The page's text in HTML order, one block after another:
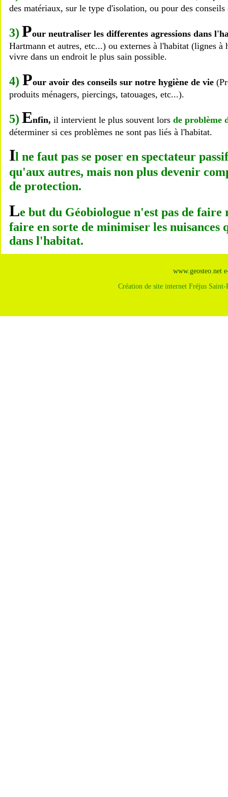
des matériaux, sur le type d'isolation, ou pour des
3) Pour neutraliser les differentes agressions dans
Hartmann et autres, etc...) ou externes à l'habitat (lignes
vivre dans un endroit le plus sain possible.
4) Pour avoir des conseils sur notre hygiène de vie
produits ménagers, piercings, tatouages, etc...).
5) Enfin, il intervient le plus souvent lors de problème
déterminer si ces problèmes ne sont pas liés à l'habitat.
Il ne faut pas se poser en spectateur
qu'aux autres, mais non plus devenir
de protection.
Le but du Géobiologue n'est pas de
faire en sorte de minimiser les nuisances
dans l'habitat.
www.geosteo.net
Création de site internet Fréjus